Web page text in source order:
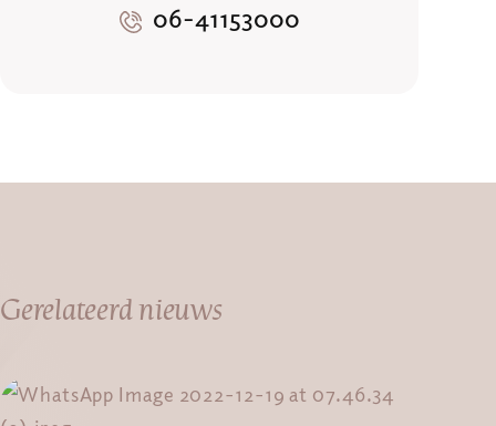
06-41153000
Gerelateerd nieuws